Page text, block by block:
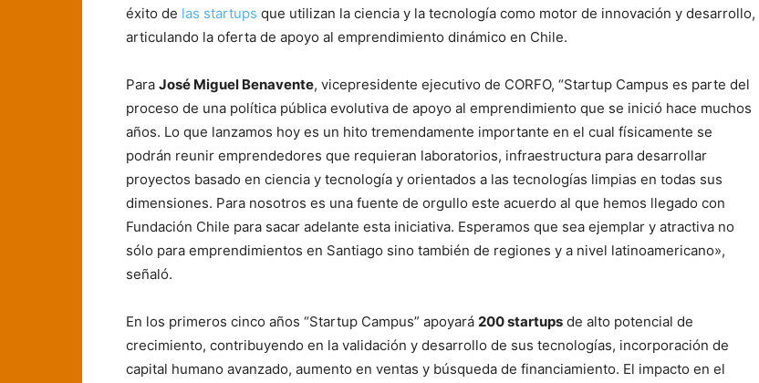
éxito de las startups que utilizan la ciencia y la tecnología como motor de innovación y desarrollo,
articulando la oferta de apoyo al emprendimiento dinámico en Chile.
Para José Miguel Benavente, vicepresidente ejecutivo de CORFO, “Startup Campus es parte del
proceso de una política pública evolutiva de apoyo al emprendimiento que se inició hace muchos
años. Lo que lanzamos hoy es un hito tremendamente importante en el cual físicamente se
podrán reunir emprendedores que requieran laboratorios, infraestructura para desarrollar
proyectos basado en ciencia y tecnología y orientados a las tecnologías limpias en todas sus
dimensiones. Para nosotros es una fuente de orgullo este acuerdo al que hemos llegado con
Fundación Chile para sacar adelante esta iniciativa. Esperamos que sea ejemplar y atractiva no
sólo para emprendimientos en Santiago sino también de regiones y a nivel latinoamericano»,
señaló.
En los primeros cinco años “Startup Campus” apoyará 200 startups de alto potencial de
crecimiento, contribuyendo en la validación y desarrollo de sus tecnologías, incorporación de
capital humano avanzado, aumento en ventas y búsqueda de financiamiento. El impacto en el